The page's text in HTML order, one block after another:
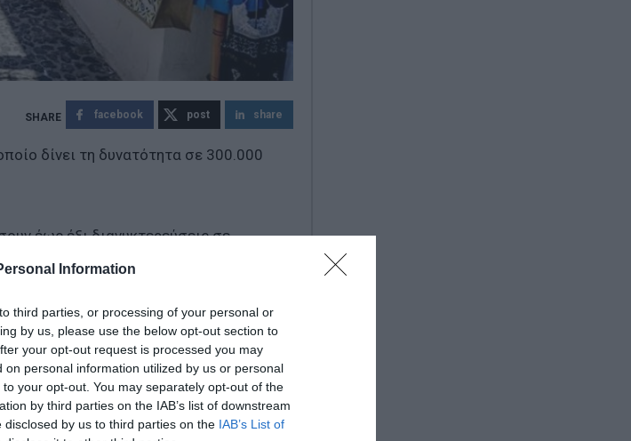
Information
third parties, or processing of your personal or
by us, please use the below opt-out section to
your opt-out request is processed you may
personal information utilized by us or personal
your opt-out. You may separately opt-out of the
by third parties on the IAB’s list of downstream
by us to third parties on the IAB’s List of
facebook post share
δίνει τη δυνατότητα σε 300.000
έως έξι διανυκτερεύσεις σε
συνεννόηση με τις
διανυκτερεύσεις μπορούν να φτάσουν
Σάμο και Ρόδο. Ακόμη πιο ενισχυμένο
όπου παρέχονται έως και